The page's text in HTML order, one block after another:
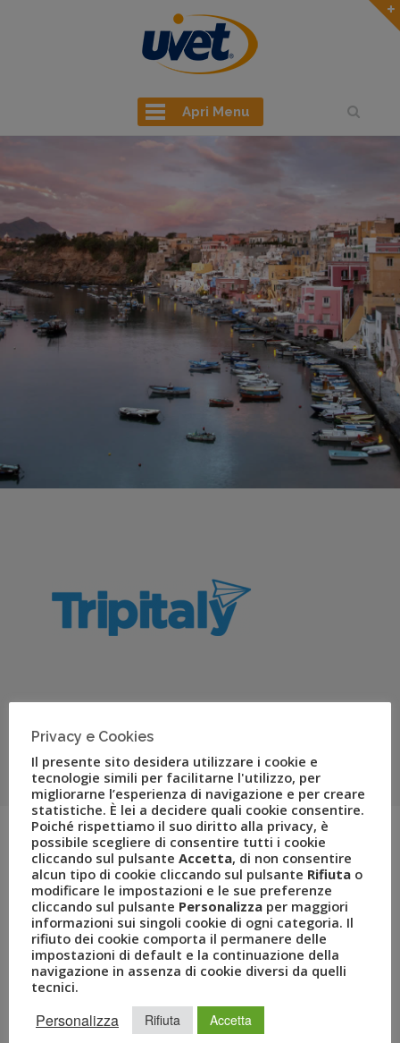
Apri Menu
Tripitaly
Il primo portale open per l’incoming turistico in Italia
Il Gruppo sta progettando una piattaforma per
incoming turisticoin Italia. Un portale che conterrà ed
integrerà le informazioni, i suggerimenti, i servizi e le
numerose proposte commerciali per offrire ai turisti, che
arrivano dall’estero, un punto di riferimento unico che
consentirà in modo semplice e veloce dipianificare ed
acquistare il proprio pacchetto vacanza
completo e su misura.
Privacy e Cookies
Il presente sito desidera utilizzare i cookie e
tecnologie simili per facilitarne l'utilizzo, per
migliorarne l’esperienza di navigazione e per creare
statistiche. È lei a decidere quali cookie consentire.
Poiché rispettiamo il suo diritto alla privacy, è
possibile scegliere di consentire tutti i cookie
cliccando sul pulsante Accetta, di non consentire
alcun tipo di cookie cliccando sul pulsante Rifiuta o
modificare le impostazioni e le sue preferenze
cliccando sul pulsante Personalizza per maggiori
informazioni sui singoli cookie di ogni categoria. Il
rifiuto dei cookie comporta il permanere delle
impostazioni di default e la continuazione della
navigazione in assenza di cookie diversi da quelli
tecnici.
Personalizza Rifiuta Accetta